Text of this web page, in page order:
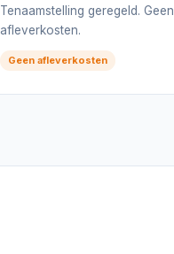
Tenaamstelling geregeld. Geen
afleverkosten.
Geen afleverkosten